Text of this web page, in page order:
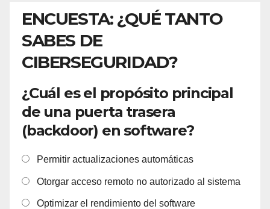
ENCUESTA: ¿QUÉ TANTO
SABES DE
CIBERSEGURIDAD?
¿Cuál es el propósito principal
de una puerta trasera
(backdoor) en software?
Permitir actualizaciones automáticas
Otorgar acceso remoto no autorizado al sistema
Optimizar el rendimiento del software